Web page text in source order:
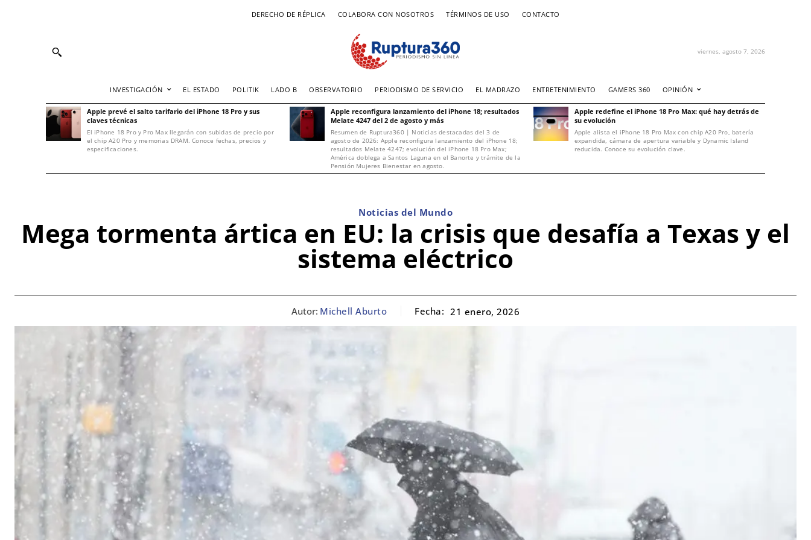
DERECHO DE RÉPLICA COLABORA CON NOSOTROS TÉRMINOS DE USO CONTACTO
viernes, agosto 7, 2026
INVESTIGACIÓN EL ESTADO POLITIK LADO B OBSERVATORIO PERIODISMO DE SERVICIO EL MADRAZO ENTRETENIMIENTO GAMERS 360 OPINIÓN
Apple prevé el salto tarifario del iPhone 18 Pro y sus
claves técnicas
El iPhone 18 Pro y Pro Max llegarán con subidas de precio por
el chip A20 Pro y memorias DRAM. Conoce fechas, precios y
especificaciones.
Apple reconfigura lanzamiento del iPhone 18; resultados
Melate 4247 del 2 de agosto y más
Resumen de Ruptura360 | Noticias destacadas del 3 de
agosto de 2026: Apple reconfigura lanzamiento del iPhone 18;
resultados Melate 4247; evolución del iPhone 18 Pro Max;
América doblega a Santos Laguna en el Banorte y trámite de la
Pensión Mujeres Bienestar en agosto.
Apple redefine el iPhone 18 Pro Max: qué hay detrás de
su evolución
Apple alista el iPhone 18 Pro Max con chip A20 Pro, batería
expandida, cámara de apertura variable y Dynamic Island
reducida. Conoce su evolución clave.
Noticias del Mundo
Mega tormenta ártica en EU: la crisis que desafía a Texas y el
sistema eléctrico
Autor: Michell Aburto Fecha: 21 enero, 2026